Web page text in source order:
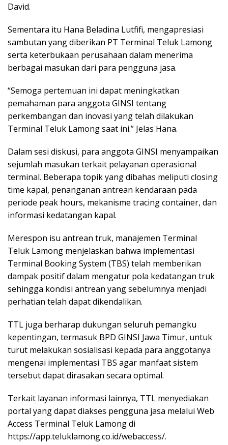
David.
Sementara itu Hana Beladina Lutfifi, mengapresiasi
sambutan yang diberikan PT Terminal Teluk Lamong
serta keterbukaan perusahaan dalam menerima
berbagai masukan dari para pengguna jasa.
“Semoga pertemuan ini dapat meningkatkan
pemahaman para anggota GINSI tentang
perkembangan dan inovasi yang telah dilakukan
Terminal Teluk Lamong saat ini.” Jelas Hana.
Dalam sesi diskusi, para anggota GINSI menyampaikan
sejumlah masukan terkait pelayanan operasional
terminal. Beberapa topik yang dibahas meliputi closing
time kapal, penanganan antrean kendaraan pada
periode peak hours, mekanisme tracing container, dan
informasi kedatangan kapal.
Merespon isu antrean truk, manajemen Terminal
Teluk Lamong menjelaskan bahwa implementasi
Terminal Booking System (TBS) telah memberikan
dampak positif dalam mengatur pola kedatangan truk
sehingga kondisi antrean yang sebelumnya menjadi
perhatian telah dapat dikendalikan.
TTL juga berharap dukungan seluruh pemangku
kepentingan, termasuk BPD GINSI Jawa Timur, untuk
turut melakukan sosialisasi kepada para anggotanya
mengenai implementasi TBS agar manfaat sistem
tersebut dapat dirasakan secara optimal.
Terkait layanan informasi lainnya, TTL menyediakan
portal yang dapat diakses pengguna jasa melalui Web
Access Terminal Teluk Lamong di
https://app.teluklamong.co.id/webaccess/.